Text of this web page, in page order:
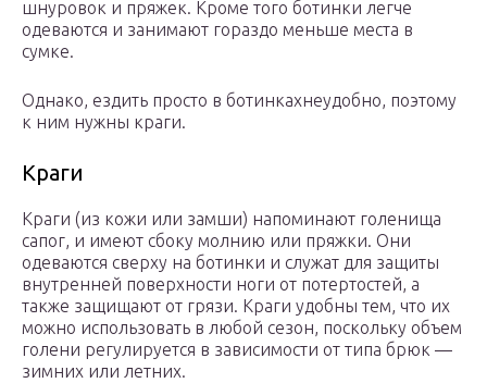
шнуровок и пряжек. Кроме того ботинки легче
одеваются и занимают гораздо меньше места в
сумке.
Однако, ездить просто в ботинкахнеудобно, поэтому
к ним нужны краги.
Краги
Краги (из кожи или замши) напоминают голенища
сапог, и имеют сбоку молнию или пряжки. Они
одеваются сверху на ботинки и служат для защиты
внутренней поверхности ноги от потертостей, а
также защищают от грязи. Краги удобны тем, что их
можно использовать в любой сезон, поскольку объем
голени регулируется в зависимости от типа брюк —
зимних или летних.